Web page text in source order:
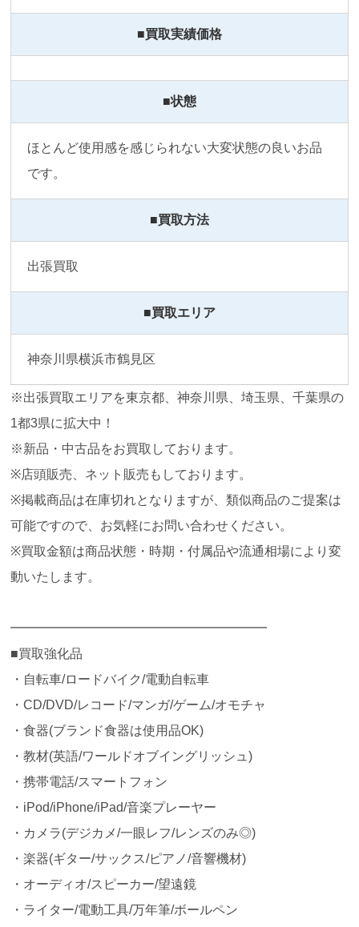
■買取実績価格
■状態
ほとんど使用感を感じられない大変状態の良いお品
です。
■買取方法
出張買取
■買取エリア
神奈川県横浜市鶴見区
※出張買取エリアを東京都、神奈川県、埼玉県、千葉県の
1都3県に拡大中！
※新品・中古品をお買取しております。
※店頭販売、ネット販売もしております。
※掲載商品は在庫切れとなりますが、類似商品のご提案は
可能ですので、お気軽にお問い合わせください。
※買取金額は商品状態・時期・付属品や流通相場により変
動いたします。
━━━━━━━━━━━━━━━━━━━━
■買取強化品
・自転車/ロードバイク/電動自転車
・CD/DVD/レコード/マンガ/ゲーム/オモチャ
・食器(ブランド食器は使用品OK)
・教材(英語/ワールドオブイングリッシュ)
・携帯電話/スマートフォン
・iPod/iPhone/iPad/音楽プレーヤー
・カメラ(デジカメ/一眼レフ/レンズのみ◎)
・楽器(ギター/サックス/ピアノ/音響機材)
・オーディオ/スピーカー/望遠鏡
・ライター/電動工具/万年筆/ボールペン